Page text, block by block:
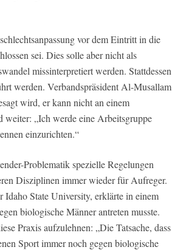
vor dem Eintritt in die
sei. Dies solle aber nicht als
missinterpretiert werden. Stattdessen
werden. Verbandspräsident Al-Musallam
wird, er kann nicht an einem
weiter: „Ich werde eine Arbeitsgruppe
einzurichten.“
Problematik spezielle Regelungen
Disziplinen immer wieder für Aufreger.
State University, erklärte in einem
biologische Männer antreten musste.
Praxis aufzulehnen: „Die Tatsache, dass
Sport immer noch gegen biologische